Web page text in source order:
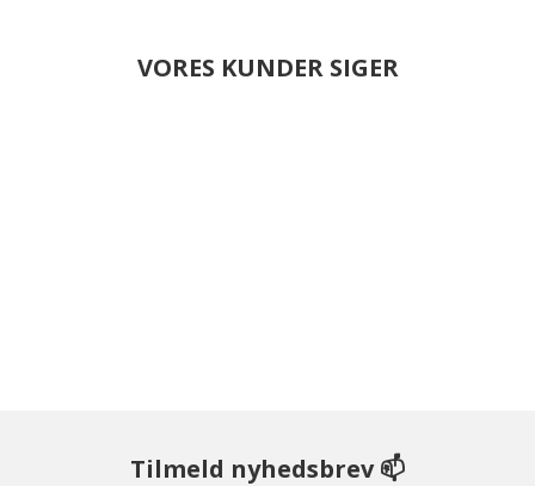
VORES KUNDER SIGER
Tilmeld nyhedsbrev 📫